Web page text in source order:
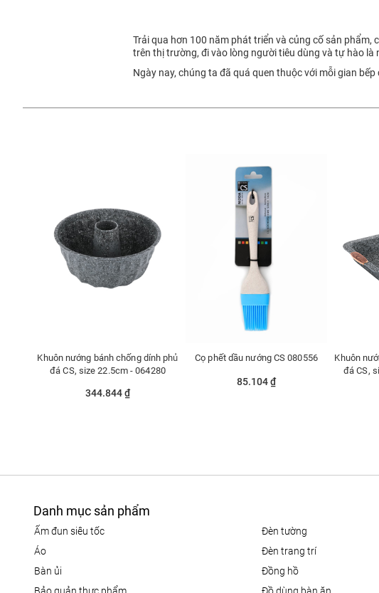
Trải qua hơn 100 năm phát triển và củng cố sản
trên thị trường, đi vào lòng người tiêu dùng và tự hào là
Ngày nay, chúng ta đã quá quen thuộc với mỗi gian
Khuôn nướng bánh chống dính phủ
đá CS, size 22.5cm - 064280
344.844 ₫
Cọ phết dầu nướng CS 080556
85.104 ₫
Khuôn
đá CS,
Danh mục sản phẩm
ấm đun siêu tốc
áo
bàn ủi
bảo quản thực phẩm
đèn tường
đèn trang trí
đồng hồ
đồ dùng bàn ăn